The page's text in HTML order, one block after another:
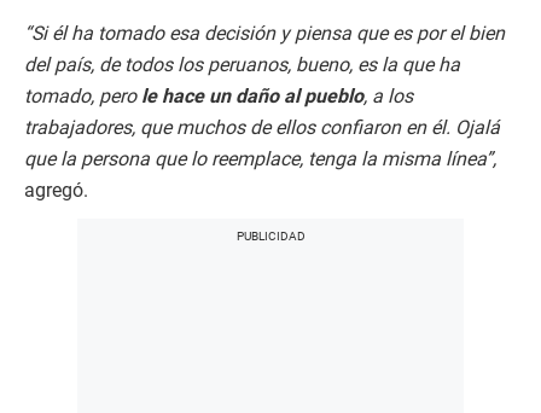
“Si él ha tomado esa decisión y piensa que es por el bien
del país, de todos los peruanos, bueno, es la que ha
tomado, perole hace un daño al pueblo, a los
trabajadores, que muchos de ellos confiaron en él. Ojalá
que la persona que lo reemplace, tenga la misma línea”,
agregó.